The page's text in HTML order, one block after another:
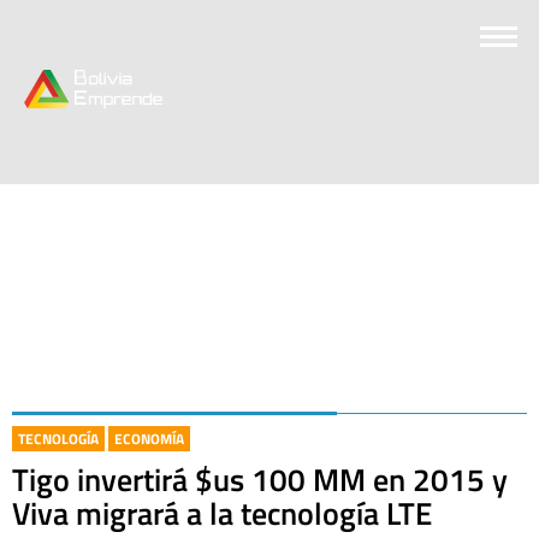
TECNOLOGÍA ECONOMÍA
Tigo invertirá $us 100 MM en 2015 y
Viva migrará a la tecnología LTE